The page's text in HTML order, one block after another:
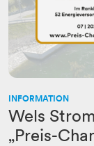
INFORMATION
Wels
„Preis-